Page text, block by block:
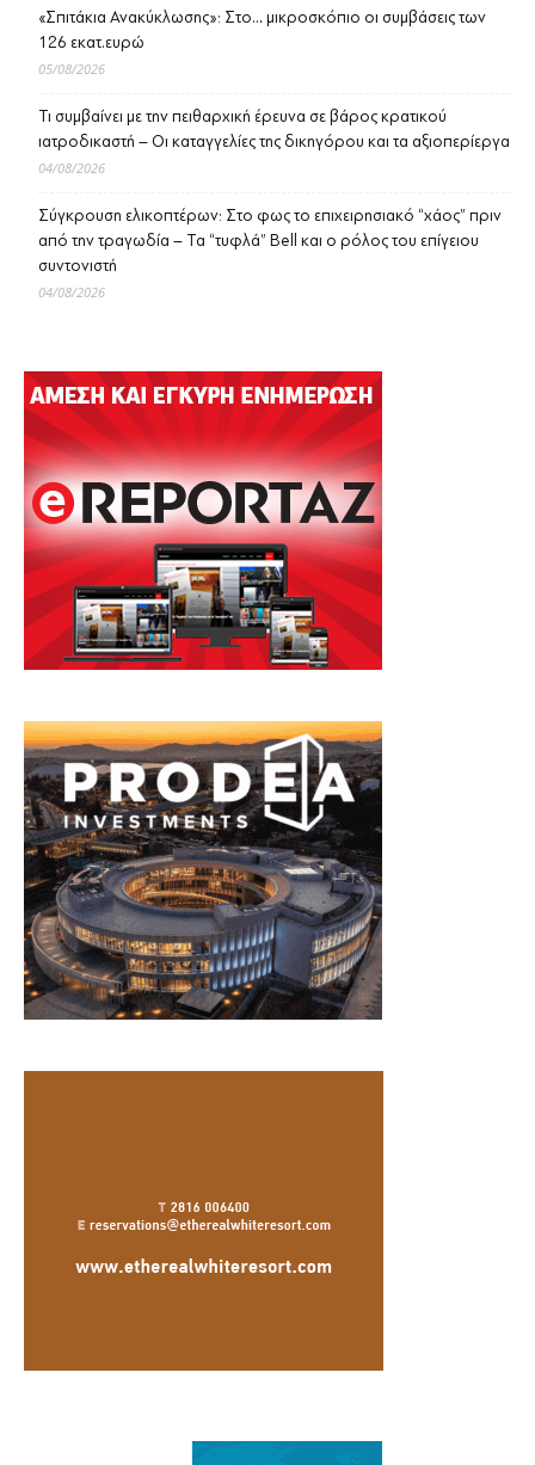
«Σπιτάκια Ανακύκλωσης»: Στο… μικροσκόπιο οι συμβάσεις των
126 εκατ.ευρώ
05/08/2026
Τι συμβαίνει με την πειθαρχική έρευνα σε βάρος κρατικού
ιατροδικαστή – Οι καταγγελίες της δικηγόρου και τα αξιοπερίεργα
04/08/2026
Σύγκρουση ελικοπτέρων: Στο φως το επιχειρησιακό “χάος” πριν
από την τραγωδία – Τα “τυφλά” Bell και ο ρόλος του επίγειου
συντονιστή
04/08/2026